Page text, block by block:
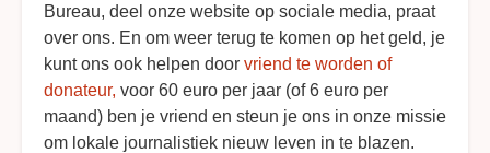
Bureau, deel onze website op sociale media, praat
over ons. En om weer terug te komen op het geld, je
kunt ons ook helpen door vriend te worden of
donateur, voor 60 euro per jaar (of 6 euro per
maand) ben je vriend en steun je ons in onze missie
om lokale journalistiek nieuw leven in te blazen.